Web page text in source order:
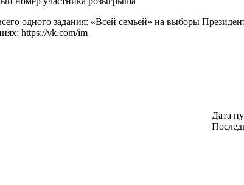
одного задания: «Всей семьей» на выборы
https://vk.com/im
Дата